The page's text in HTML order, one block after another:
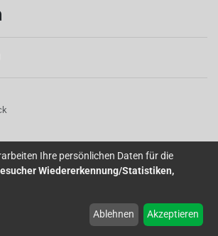
Ihre persönlichen Daten für die
Wiedererkennung/Statistiken,
Ablehnen Akzeptieren